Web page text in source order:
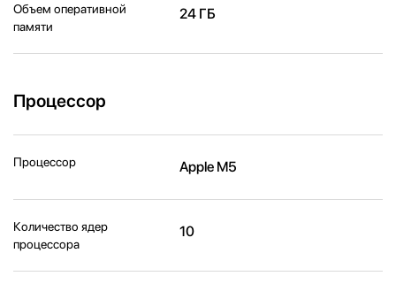
Объем оперативной
памяти
24 ГБ
Процессор
Процессор Apple M5
Количество ядер
процессора
10